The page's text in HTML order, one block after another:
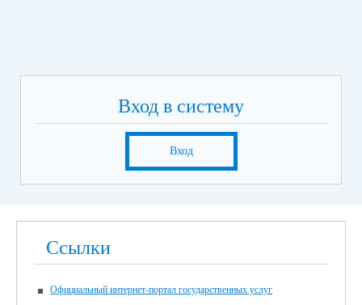
Вход в систему
Вход
Ссылки
Официальный интернет-портал государственных услуг